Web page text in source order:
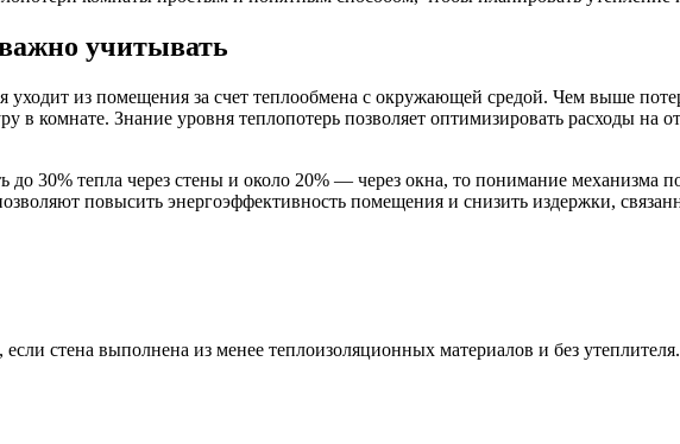
учитывать
уходит из помещения за счет теплообмена с окружающей средой. Чем выше
в комнате. Знание уровня теплопотерь позволяет оптимизировать расходы на
до 30% тепла через стены и около 20% — через окна, то понимание механизма
повысить энергоэффективность помещения и снизить издержки,
если стена выполнена из менее теплоизоляционных материалов и без